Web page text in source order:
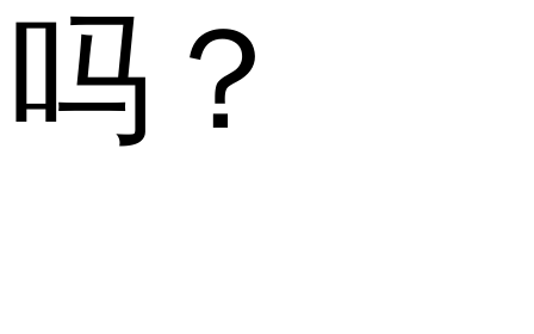
吗？